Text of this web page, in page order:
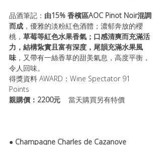
品酒筆記： 由15% 香檳區AOC Pinot Noir混調
而成 ，優雅的淡粉紅色酒體；濃郁奔放的櫻
桃， 草莓等紅色水果香氣；口感清爽而充滿活
力，結構紥實且富有深度，尾韻充滿水果風
味，又帶有一絲香草的甜美氣息，高度平衡，
令人回味。
得獎資料 AWARD：Wine Spectator 91
Points
親購價：2200元 當天購買另有特價
● Champagne Charles de Cazanove